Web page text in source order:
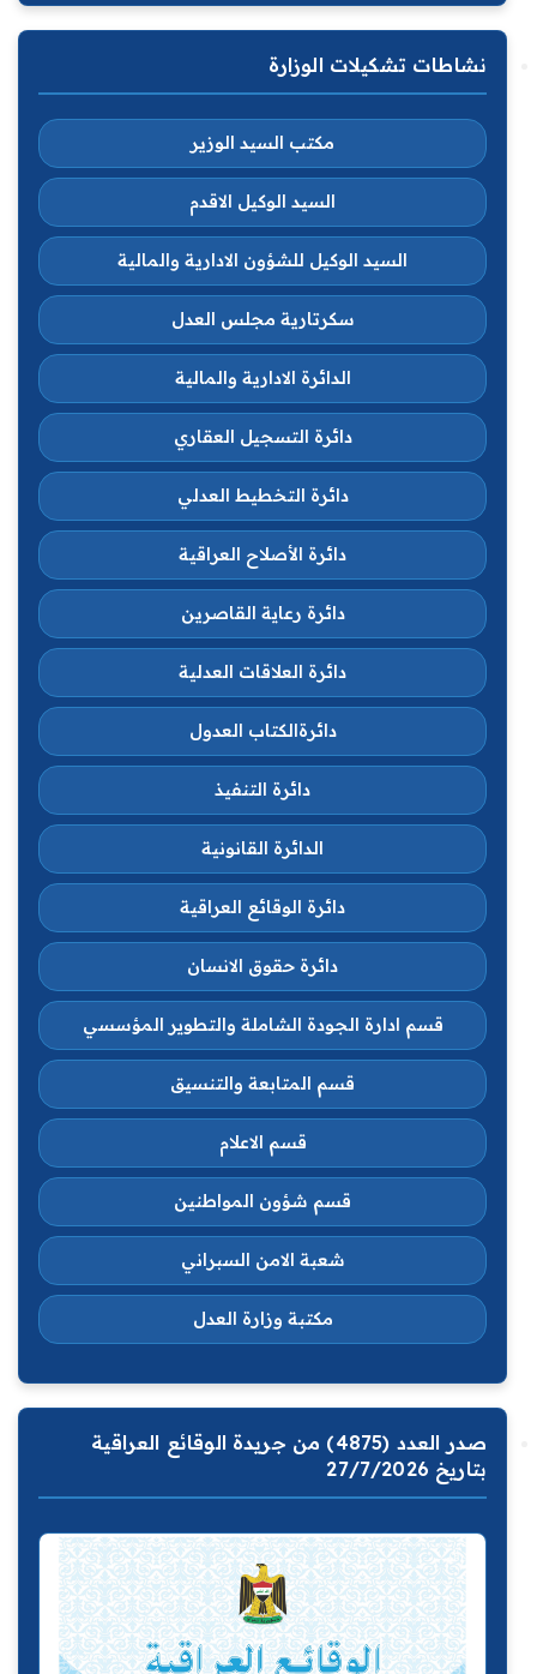
نشاطات تشكيلات الوزارة
مكتب السيد الوزير
السيد الوكيل الاقدم
السيد الوكيل للشؤون الادارية والمالية
سكرتارية مجلس العدل
الدائرة الادارية والمالية
دائرة التسجيل العقاري
دائرة التخطيط العدلي
دائرة الأصلاح العراقية
دائرة رعاية القاصرين
دائرة العلاقات العدلية
دائرةالكتاب العدول
دائرة التنفيذ
الدائرة القانونية
دائرة الوقائع العراقية
دائرة حقوق الانسان
قسم ادارة الجودة الشاملة والتطوير المؤسسي
قسم المتابعة والتنسيق
قسم الاعلام
قسم شؤون المواطنين
شعبة الامن السبراني
مكتبة وزارة العدل
صدر العدد (4875) من جريدة الوقائع العراقية
بتاريخ 27/7/2026